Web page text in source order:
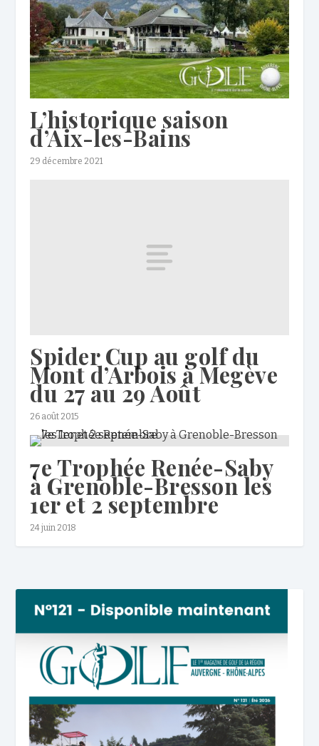
L’historique saison
d’Aix-les-Bains
29 décembre 2021
Spider Cup au golf du
Mont d’Arbois à Megève
du 27 au 29 Août
26 août 2015
7e Trophée Renée-Saby
à Grenoble-Bresson les
1er et 2 septembre
24 juin 2018